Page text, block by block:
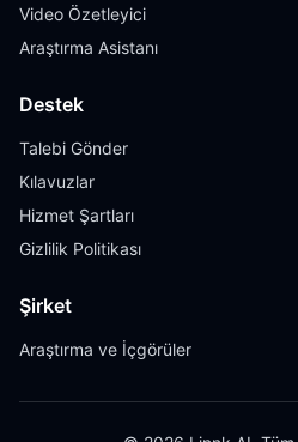
Video Özetleyici
Araştırma Asistanı
Destek
Talebi Gönder
Kılavuzlar
Hizmet Şartları
Gizlilik Politikası
Şirket
Araştırma ve İçgörüler